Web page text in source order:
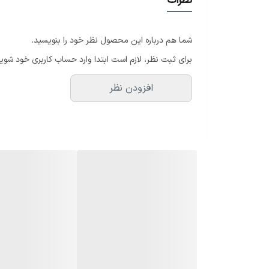
نوع صفحه نمایش: TFT LCD
ظرفیت باتری: 7040 میلی آمپر ساعت
کیفیت دوربین اصلی: دارای لنز 8 مگاپیکسل
شما هم درباره این محصول نظر خود را بنویسید.
برای ثبت نظر، لازم است ابتدا وارد حساب کاربری خود
افزودن نظر